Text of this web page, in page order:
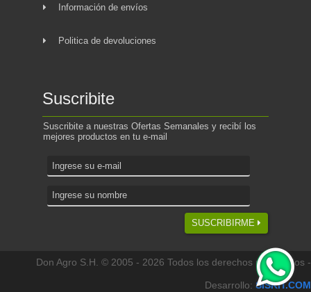
Información de envíos
Politica de devoluciones
Suscribite
Suscribite a nuestras Ofertas Semanales y recibí los
mejores productos en tu e-mail
SUSCRIBIRME
Don Agro S.H. © 2005 - 2026 Todos los derechos reservados -
Desarrollo: SISKIT.COM